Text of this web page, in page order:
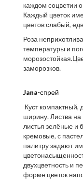
каждом соцветии
Каждый цветок
цветов слабый,
Роза
температуры и
заморозков.
Jana-спрей
Куст компактный,
ширину. Листва на
листья зелёные и
кремовые, с
палитру задают
двухцветность и
форме цветок